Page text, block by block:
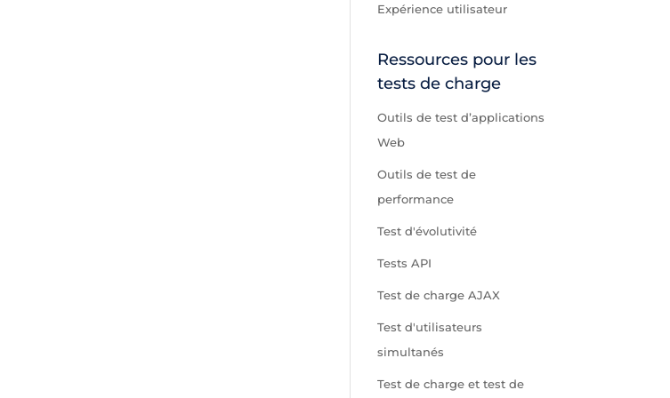
Expérience utilisateur
Ressources pour les
tests de charge
Outils de test d’applications
Web
Outils de test de
performance
Test d'évolutivité
Tests API
Test de charge AJAX
Test d'utilisateurs
simultanés
Test de charge et test de